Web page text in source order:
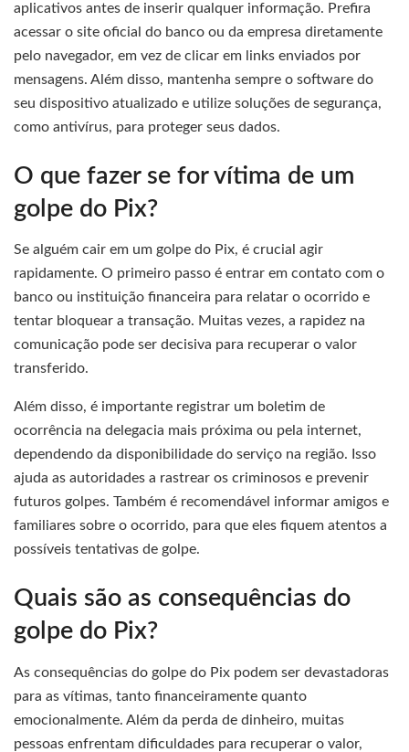
aplicativos antes de inserir qualquer informação. Prefira
acessar o site oficial do banco ou da empresa diretamente
pelo navegador, em vez de clicar em links enviados por
mensagens. Além disso, mantenha sempre o software do
seu dispositivo atualizado e utilize soluções de segurança,
como antivírus, para proteger seus dados.
O que fazer se for vítima de um
golpe do Pix?
Se alguém cair em um golpe do Pix, é crucial agir
rapidamente. O primeiro passo é entrar em contato com o
banco ou instituição financeira para relatar o ocorrido e
tentar bloquear a transação. Muitas vezes, a rapidez na
comunicação pode ser decisiva para recuperar o valor
transferido.
Além disso, é importante registrar um boletim de
ocorrência na delegacia mais próxima ou pela internet,
dependendo da disponibilidade do serviço na região. Isso
ajuda as autoridades a rastrear os criminosos e prevenir
futuros golpes. Também é recomendável informar amigos e
familiares sobre o ocorrido, para que eles fiquem atentos a
possíveis tentativas de golpe.
Quais são as consequências do
golpe do Pix?
As consequências do golpe do Pix podem ser devastadoras
para as vítimas, tanto financeiramente quanto
emocionalmente. Além da perda de dinheiro, muitas
pessoas enfrentam dificuldades para recuperar o valor,